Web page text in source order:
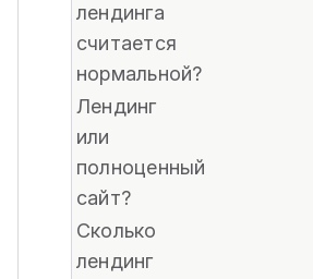
лендинга
считается
нормальной?
Лендинг
или
полноценный
сайт?
Сколько
лендинг